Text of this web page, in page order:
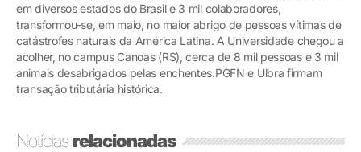
em diversos estados do Brasil e 3 mil colaboradores,
transformou-se, em maio, no maior abrigo de pessoas vítimas de
catástrofes naturais da América Latina. A Universidade chegou a
acolher, no campus Canoas (RS), cerca de 8 mil pessoas e 3 mil
animais desabrigados pelas enchentes.PGFN e Ulbra firmam
transação tributária histórica.
Notíciasrelacionadas